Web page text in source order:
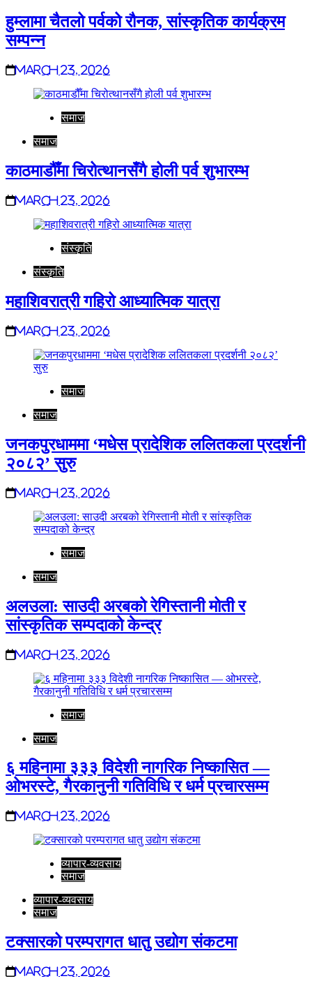
हुम्लामा चैतलो पर्वको रौनक, सांस्कृतिक कार्यक्रम
सम्पन्न
March 23, 2026
समाज
समाज
काठमाडौँमा चिरोत्थानसँगै होली पर्व शुभारम्भ
March 23, 2026
संस्कृति
संस्कृति
महाशिवरात्री गहिरो आध्यात्मिक यात्रा
March 23, 2026
समाज
समाज
जनकपुरधाममा ‘मधेस प्रादेशिक ललितकला प्रदर्शनी
२०८२’ सुरु
March 23, 2026
समाज
समाज
अलउला: साउदी अरबको रेगिस्तानी मोती र
सांस्कृतिक सम्पदाको केन्द्र
March 23, 2026
समाज
समाज
६ महिनामा ३३३ विदेशी नागरिक निष्कासित —
ओभरस्टे, गैरकानुनी गतिविधि र धर्म प्रचारसम्म
March 23, 2026
व्यापार-व्यवसाय
समाज
व्यापार-व्यवसाय
समाज
टक्सारको परम्परागत धातु उद्योग संकटमा
March 23, 2026